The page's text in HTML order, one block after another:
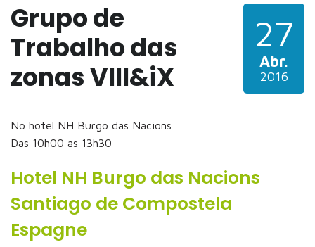
Grupo de
Trabalho das
zonas VIII&iX
No hotel NH Burgo das Nacions
Das 10h00 as 13h30
27
Abr.
2016
Hotel NH Burgo das Nacions
Santiago de Compostela
Espagne